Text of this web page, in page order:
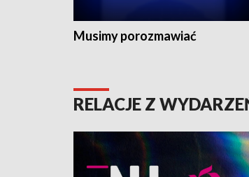
Musimy porozmawiać
RELACJE Z